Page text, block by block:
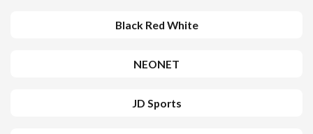
Black Red White
NEONET
JD Sports